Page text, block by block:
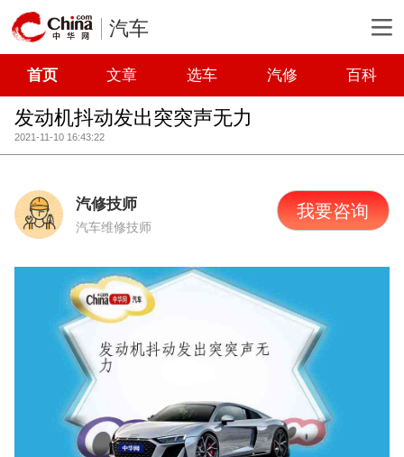
汽车
首页 文章 选车 汽修 百科
发动机抖动发出突突声无力
2021-11-10 16:43:22
汽修技师
汽车维修技师
我要咨询